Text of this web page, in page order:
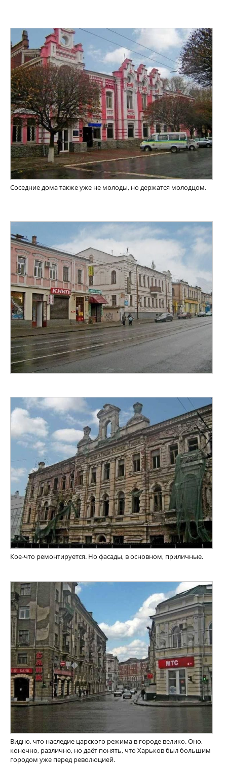
Соседние дома также уже не молоды, но держатся молодцом.
Кое-что ремонтируется. Но фасады, в основном, приличные.
Видно, что наследие царского режима в городе велико. Оно,
конечно, различно, но даёт понять, что Харьков был большим
городом уже перед революцией.